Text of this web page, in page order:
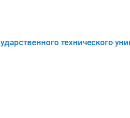
технического